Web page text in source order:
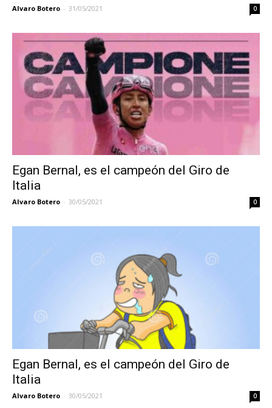
Alvaro Botero - 31/05/2021 0
Egan Bernal, es el campeón del Giro de
Italia
Alvaro Botero - 30/05/2021 0
Egan Bernal, es el campeón del Giro de
Italia
Alvaro Botero - 30/05/2021 0